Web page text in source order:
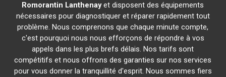
Romorantin Lanthenayet disposent des équipements
nécessaires pour diagnostiquer et réparer rapidement tout
problème. Nous comprenons que chaque minute compte,
c'est pourquoi nous nous efforçons de répondre à vos
appels dans les plus brefs délais. Nos tarifs sont
compétitifs et nous offrons des garanties sur nos services
pour vous donner la tranquillité d'esprit. Nous sommes fiers